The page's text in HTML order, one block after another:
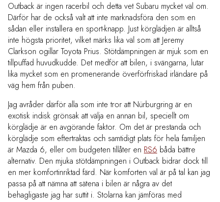
Outback är ingen racerbil och detta vet Subaru mycket väl om.
Därför har de också valt att inte marknadsföra den som en
sådan eller installera en sport-knapp. Just körglädjen är alltså
inte högsta prioritet, vilket märks lika väl som att Jeremy
Clarkson ogillar Toyota Prius. Stötdämpningen är mjuk som en
tillpuffad huvudkudde. Det medför att bilen, i svängarna, lutar
lika mycket som en promenerande överförfriskad irländare på
väg hem från puben.
Jag avråder därför alla som inte tror att Nürburgring är en
exotisk indisk grönsak att välja en annan bil, speciellt om
körglädje är en avgörande faktor. Om det är prestanda och
körglädje som eftertraktas och samtidigt plats för hela familjen
är Mazda 6, eller om budgeten tillåter en RS6 båda bättre
alternativ. Den mjuka stötdämpningen i Outback bidrar dock till
en mer komfortinriktad färd. När komforten väl är på tal kan jag
passa på att nämna att sätena i bilen är några av det
behagligaste jag har suttit i. Stolarna kan jämföras med